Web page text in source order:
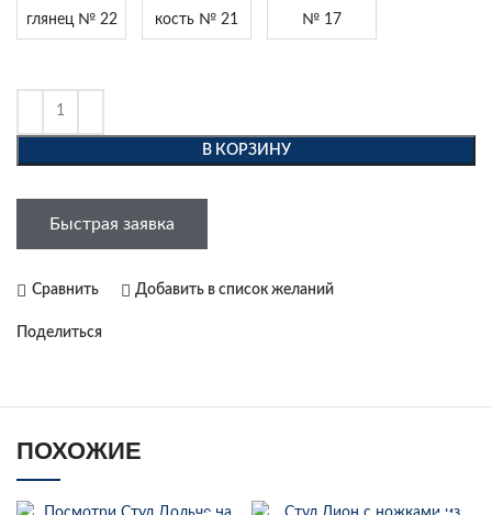
В КОРЗИНУ
Быстрая заявка
Сравнить Добавить в список желаний
Поделиться
ПОХОЖИЕ